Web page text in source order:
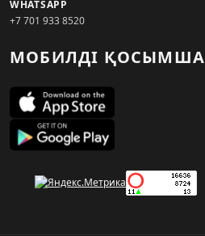
WHATSAPP
+7 701 933 8520
МОБИЛДІ ҚОСЫМША